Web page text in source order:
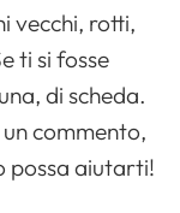
vecchi, rotti,
ti si fosse
di scheda.
commento,
possa aiutarti!